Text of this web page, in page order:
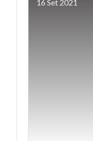
16 Set 2021